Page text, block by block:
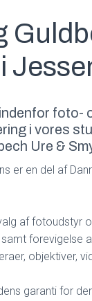
foto-
i vores
Ure &
er en del af
af fotoudstyr
forevigelse
objektiver,
garanti for